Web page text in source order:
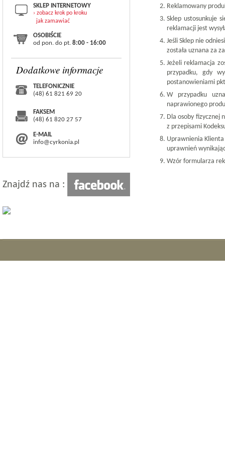
SKLEP INTERNETOWY
› zobacz krok po kroku
jak zamawiać
OSOBIŚCIE
od pon. do pt. 8:00 - 16:00
Dodatkowe informacje
TELEFONICZNIE
(48) 61 821 69 20
FAKSEM
(48) 61 820 27 57
E-MAIL
info@cyrkonia.pl
Znajdź nas na :
Reklamowany
Sklep ustosunkuje
reklamacji jest
Jeśli Sklep nie
została uznana za
Jeżeli reklamacja
przypadku, gdy
postanowieniami
W przypadku
naprawionego
Dla osoby fizycznej
z przepisami
Uprawnienia
uprawnień
Wzór formularza